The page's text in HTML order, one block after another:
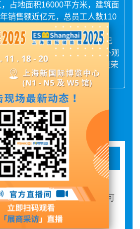
占地面积16000平方米，建筑面
销售额近亿元，总员工人数110
业电器产品研发、生产、销
家高新技术企业。公司拥有已
，实用新型专利100余项，外观
权证书8项，公司还获得多项荣
项认证。
品详情
能表外置断路器
电能表外置断路器规格主要有
125ARD两个产品框架，可
等级规格的需求。产品主要用
能电表的控制保护，涵盖民用